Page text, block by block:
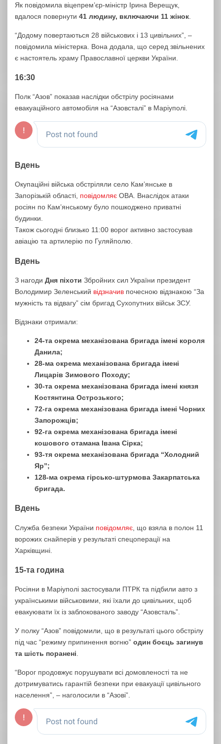
Як повідомила віцепрем’єр-міністр Ірина Верещук,
вдалося повернути 41 людину, включаючи 11 жінок
“Додому повертаються 28 військових і 13 цивільних”, –
повідомила міністерка. Вона додала, що серед звільнених
є настоятель храму Православної церкви України.
16:30
Полк “Азов” показав наслідки обстрілу росіянами
евакуаційного автомобіля на “Азовсталі” в Маріуполі.
Вдень
Окупаційні війська обстріляли село Кам’янське в
Запорізькій області, повідомляє ОВА. Внаслідок атаки
росіян по Кам’янському було пошкоджено приватні
будинки.
Також сьогодні близько 11:00 ворог активно застосував
авіацію та артилерію по Гуляйполю.
Вдень
З нагоди Дня піхоти Збройних сил України президент
Володимир Зеленський відзначив почесною відзнакою “За
мужність та відвагу” сім бригад Сухопутних військ ЗСУ.
Відзнаки отримали:
24-та окрема механізована бригада імені короля
Данила;
28-ма окрема механізована бригада імені
Лицарів Зимового Походу;
30-та окрема механізована бригада імені князя
Костянтина Острозького;
72-га окрема механізована бригада імені Чорних
Запорожців;
92-га окрема механізована бригада імені
кошового отамана Івана Сірка;
93-тя окрема механізована бригада “Холодний
Яр”;
128-ма окрема гірсько-штурмова Закарпатська
бригада.
Вдень
Служба безпеки України повідомляє , що взяла в полон 11
ворожих снайперів у результаті спецоперації на
Харківщині.
15-та година
Росіяни в Маріуполі застосували ПТРК та підбили авто з
українськими військовими, які їхали до цивільних, щоб
евакуювати їх із заблокованого заводу “Азовсталь”.
У полку “Азов” повідомили, що в результаті цього обстрілу
під час “режиму припинення вогню” один боєць загинув
та шість поранені.
“Ворог продовжує порушувати всі домовленості та не
дотримуватись гарантій безпеки при евакуації цивільного
населення”, – наголосили в “Азові”.